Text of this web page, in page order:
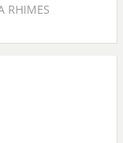
RHIMES